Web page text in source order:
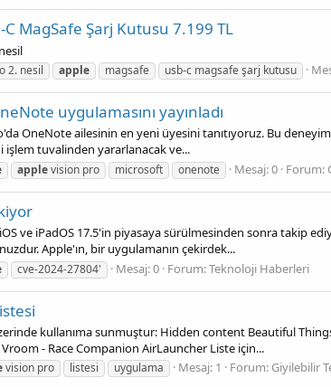
MagSafe Şarj Kutusu 7.199 TL
2. nesil apple magsafe usb-c magsafe şarj kutusu
uygulamasını yayınladı
OneNote ailesinin en yeni üyesini tanıtıyoruz. Bu
işlem tuvalinden yararlanacak ve...
applevision pro microsoft onenote Mesaj: 0 Forum:
ve iPadOS 17.5'in piyasaya sürülmesinden sonra takip
Apple'ın, bir uygulamanın çekirdek...
cve-2024-27804' Mesaj: 0 Forum:Teknoloji Haberleri
kullanıma sunmuştur: Hidden content Beautiful
- Race Companion AirLauncher Liste için...
vision pro listesi uygulama Mesaj: 1 Forum: Giyilebilir